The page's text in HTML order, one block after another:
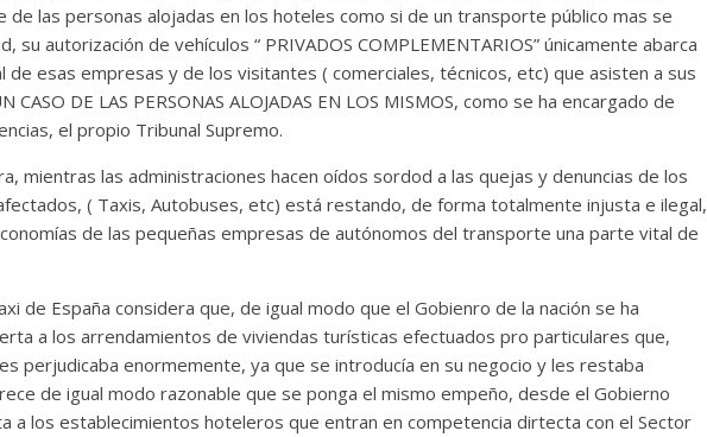
las personas alojadas en los hoteles como si de un transporte público mas se
su autorización de vehículos “ PRIVADOS COMPLEMENTARIOS” únicamente abarca
esas empresas y de los visitantes ( comerciales, técnicos, etc) que asisten a sus
CASO DE LAS PERSONAS ALOJADAS EN LOS MISMOS, como se ha encargado de
el propio Tribunal Supremo.
mientras las administraciones hacen oídos sordod a las quejas y denuncias de los
( Taxis, Autobuses, etc) está restando, de forma totalmente injusta e ilegal,
de las pequeñas empresas de autónomos del transporte una parte vital de
de España considera que, de igual modo que el Gobienro de la nación se ha
a los arrendamientos de viviendas turísticas efectuados pro particulares que,
perjudicaba enormemente, ya que se introducía en su negocio y les restaba
de igual modo razonable que se ponga el mismo empeño, desde el Gobierno
a los establecimientos hoteleros que entran en competencia dirtecta con el Sector